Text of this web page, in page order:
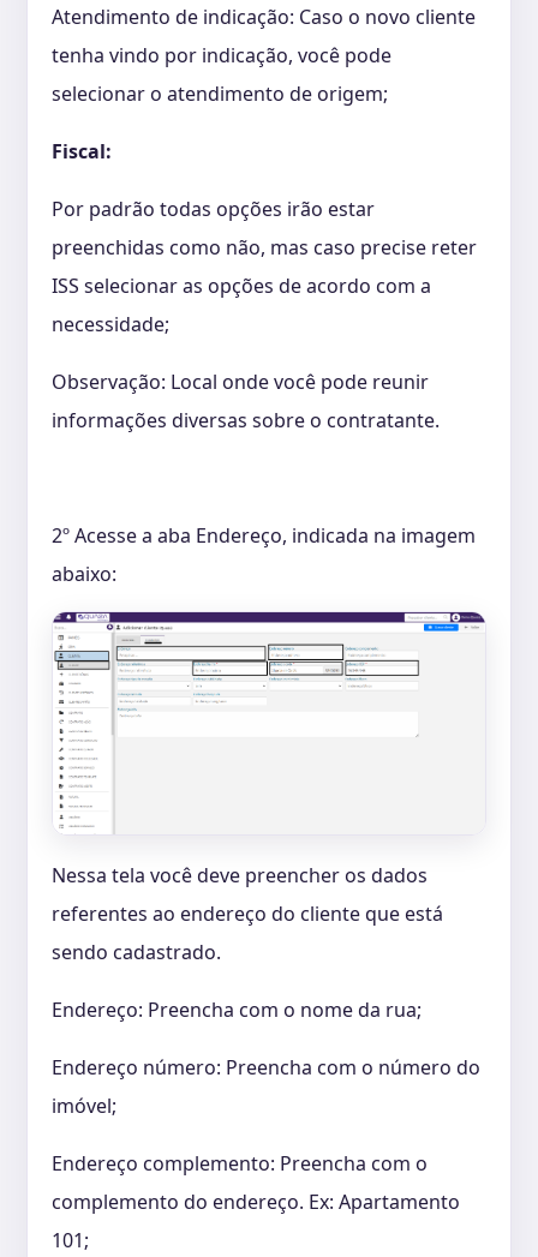
Atendimento de indicação: Caso o novo cliente
tenha vindo por indicação, você pode
selecionar o atendimento de origem;
Fiscal:
Por padrão todas opções irão estar
preenchidas como não, mas caso precise reter
ISS selecionar as opções de acordo com a
necessidade;
Observação: Local onde você pode reunir
informações diversas sobre o contratante.
2º Acesse a aba Endereço, indicada na imagem
abaixo:
Nessa tela você deve preencher os dados
referentes ao endereço do cliente que está
sendo cadastrado.
Endereço: Preencha com o nome da rua;
Endereço número: Preencha com o número do
imóvel;
Endereço complemento: Preencha com o
complemento do endereço. Ex: Apartamento
101;